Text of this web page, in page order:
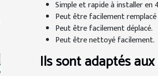
Simple et rapide à installer en
Peut être facilement remplacé
Peut être facilement déplacé.
Peut être nettoyé facilement.
Ils sont adaptés